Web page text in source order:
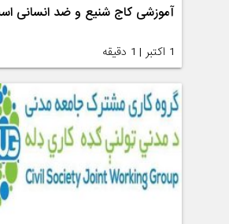
آموزشی کاج شنیع و ضد انسانی
1 اکتبر | 1 دقیقه